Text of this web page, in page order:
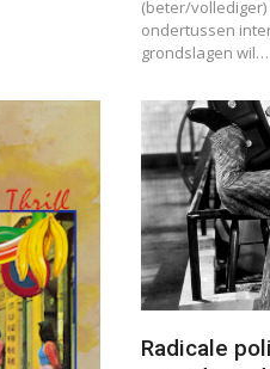
(beter/vollediger)
ondertussen
grondslagen wil…
Radicale